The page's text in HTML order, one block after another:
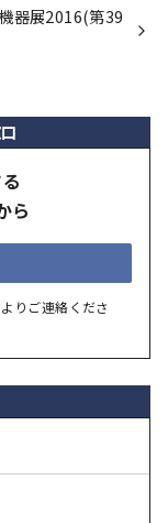
器展2016(第39
ら
りご連絡くださ